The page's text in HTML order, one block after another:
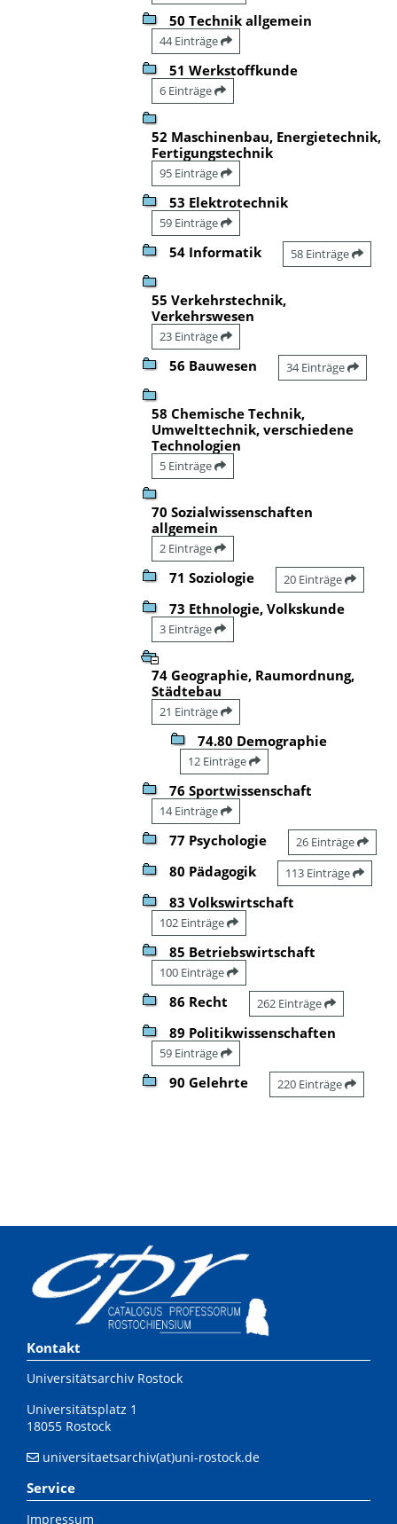
50 Technik allgemein
44 Einträge
51 Werkstoffkunde
6 Einträge
52 Maschinenbau, Energietechnik,
Fertigungstechnik
95 Einträge
53 Elektrotechnik
59 Einträge
54 Informatik 58 Einträge
55 Verkehrstechnik,
Verkehrswesen
23 Einträge
56 Bauwesen 34 Einträge
58 Chemische Technik,
Umwelttechnik, verschiedene
Technologien
5 Einträge
70 Sozialwissenschaften
allgemein
2 Einträge
71 Soziologie 20 Einträge
73 Ethnologie, Volkskunde
3 Einträge
74 Geographie, Raumordnung,
Städtebau
21 Einträge
74.80 Demographie
12 Einträge
76 Sportwissenschaft
14 Einträge
77 Psychologie 26 Einträge
80 Pädagogik 113 Einträge
83 Volkswirtschaft
102 Einträge
85 Betriebswirtschaft
100 Einträge
86 Recht 262 Einträge
89 Politikwissenschaften
59 Einträge
90 Gelehrte 220 Einträge
Kontakt
Universitätsarchiv Rostock
Universitätsplatz 1
18055 Rostock
universitaetsarchiv(at)uni-rostock.de
Service
Impressum